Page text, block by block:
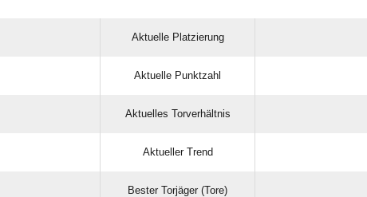
Aktuelle Platzierung
Aktuelle Punktzahl
Aktuelles Torverhältnis
Aktueller Trend
Bester Torjäger (Tore)